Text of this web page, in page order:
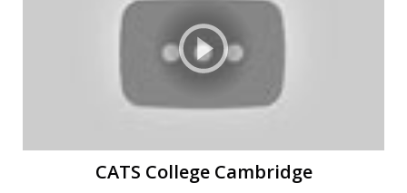
CATS College Cambridge